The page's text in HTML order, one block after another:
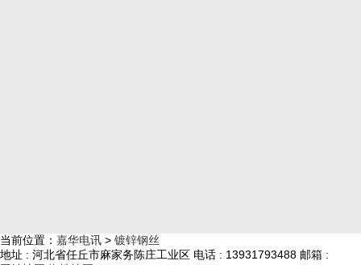
当前位置： 嘉华电讯 > 镀锌钢丝
地址 : 河北省任丘市麻家务陈庄工业区 电话 : 13931793488 邮箱 :